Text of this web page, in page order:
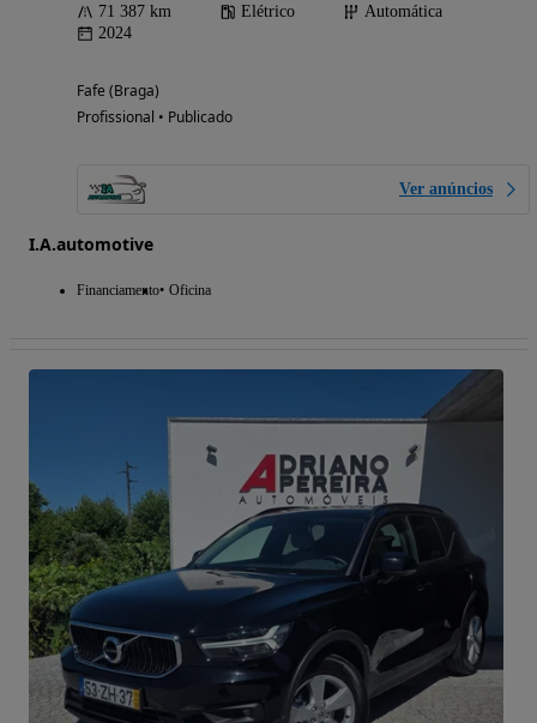
71 387 km Elétrico
Automática
2024
Fafe (Braga)
Profissional • Publicado
Ver anúncios
I.A.automotive
Financiamento Oficina